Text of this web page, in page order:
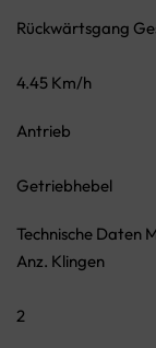
Rückwärtsgang
4.45 Km/h
Antrieb
Getriebhebel
Technische Daten
Anz. Klingen
2